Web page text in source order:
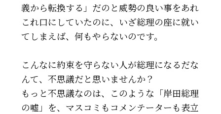
義から転換する」だのと威勢の良い事をあれ
これ口にしていたのに、いざ総理の座に就い
てしまえば、何もやらないのです。
こんなに約束を守らない人が総理になるだな
んて、不思議だと思いませんか？
もっと不思議なのは、このような「岸田総理
の嘘」を、マスコミもコメンテーターも表立